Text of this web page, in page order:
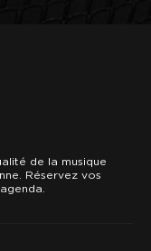
de la musique
Réservez vos